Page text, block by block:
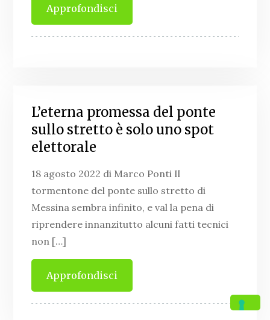
Approfondisci
L’eterna promessa del ponte
sullo stretto è solo uno spot
elettorale
18 agosto 2022 di Marco Ponti Il
tormentone del ponte sullo stretto di
Messina sembra infinito, e val la pena di
riprendere innanzitutto alcuni fatti tecnici
non […]
Approfondisci